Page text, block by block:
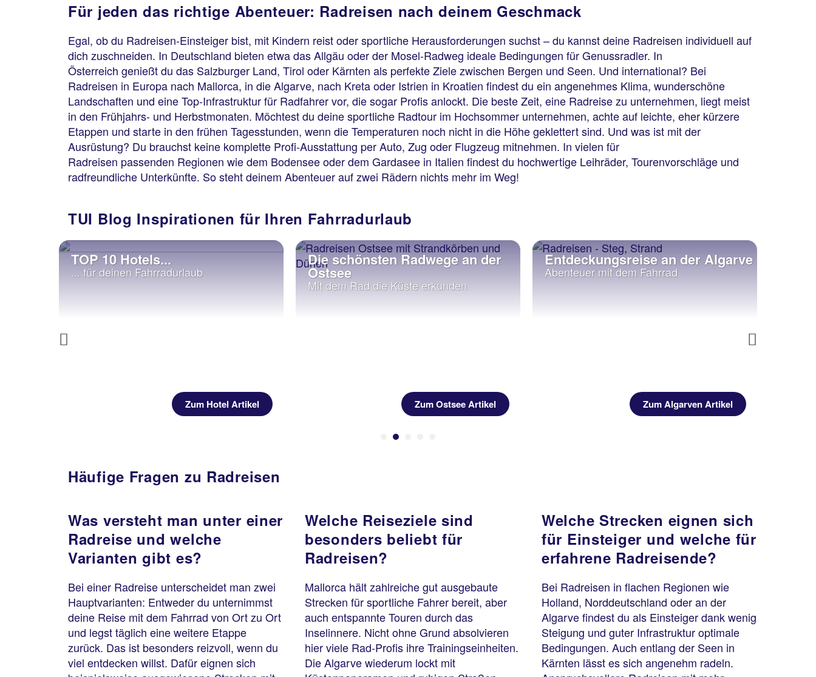
Für jeden das richtige Abenteuer: Radreisen nach deinem Geschmack
Egal, ob du Radreisen-Einsteiger bist, mit Kindern reist oder sportliche Herausforderungen suchst – du kannst deine Radreisen individuell auf
dich zuschneiden. In Deutschland bieten etwa das Allgäu oder der Mosel-Radweg ideale Bedingungen für Genussradler. In
Österreich genießt du das Salzburger Land, Tirol oder Kärnten als perfekte Ziele zwischen Bergen und Seen. Und international? Bei
Radreisen in Europa nach Mallorca, in die Algarve, nach Kreta oder Istrien in Kroatien findest du ein angenehmes Klima, wunderschöne
Landschaften und eine Top-Infrastruktur für Radfahrer vor, die sogar Profis anlockt. Die beste Zeit, eine Radreise zu unternehmen, liegt meist
in den Frühjahrs- und Herbstmonaten. Möchtest du deine sportliche Radtour im Hochsommer unternehmen, achte auf leichte, eher kürzere
Etappen und starte in den frühen Tagesstunden, wenn die Temperaturen noch nicht in die Höhe geklettert sind. Und was ist mit der
Ausrüstung? Du brauchst keine komplette Profi-Ausstattung per Auto, Zug oder Flugzeug mitnehmen. In vielen für
Radreisen passenden Regionen wie dem Bodensee oder dem Gardasee in Italien findest du hochwertige Leihräder, Tourenvorschläge und
radfreundliche Unterkünfte. So steht deinem Abenteuer auf zwei Rädern nichts mehr im Weg!
TUI Blog Inspirationen für Ihren Fahrradurlaub
Previous
TOP 10 Hotels...
... für deinen Fahrradurlaub
Zum Hotel Artikel
Die schönsten Radwege an der
Mit dem Rad die Küste erkunden
Zum Ostsee Artikel
Entdeckungsreise an der Algarve
Abenteuer mit dem Fahrrad
Zum Algarven Artikel
Nicht ohne
Sport- und
Häufige Fragen zu Radreisen
Was versteht man unter einer
Radreise und welche
Varianten gibt es?
Bei einer Radreise unterscheidet man zwei
Hauptvarianten: Entweder du unternimmst
deine Reise mit dem Fahrrad von Ort zu Ort
und legst täglich eine weitere Etappe
zurück. Das ist besonders reizvoll, wenn du
viel entdecken willst. Dafür eignen sich
Welche Reiseziele sind
besonders beliebt für
Radreisen?
Mallorca hält zahlreiche gut ausgebaute
Strecken für sportliche Fahrer bereit, aber
auch entspannte Touren durch das
Inselinnere. Nicht ohne Grund absolvieren
hier viele Rad-Profis ihre Trainingseinheiten.
Die Algarve wiederum lockt mit
Welche Strecken eignen sich
für Einsteiger und welche für
erfahrene Radreisende?
Bei Radreisen in flachen Regionen wie
Holland, Norddeutschland oder an der
Algarve findest du als Einsteiger dank wenig
Steigung und guter Infrastruktur optimale
Bedingungen. Auch entlang der Seen in
Kärnten lässt es sich angenehm radeln.